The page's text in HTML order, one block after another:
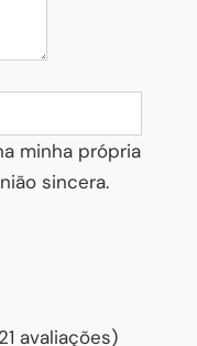
minha própria
sincera.
avaliações)